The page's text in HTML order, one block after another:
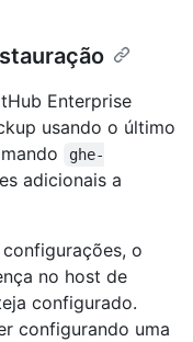
Enterprise
usando o último
ghe-
adicionais a
o
no host de
configurado.
configurando uma